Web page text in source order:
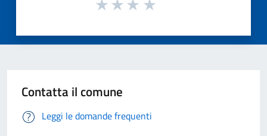
Contatta il comune
Leggi le domande frequenti